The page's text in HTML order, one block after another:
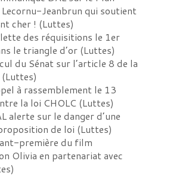
Jeanbrun qui soutient
cher ! (Luttes)
des réquisitions le 1er
le triangle d’or (Luttes)
du Sénat sur l’article 8 de la
(Luttes)
à rassemblement le 13
la loi CHOLC (Luttes)
alerte sur le danger d’une
de loi (Luttes)
première du film
Olivia en partenariat avec
)